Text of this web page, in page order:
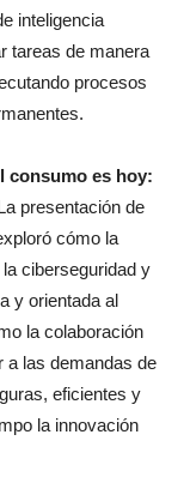
inteligencia
tareas de manera
procesos
consumo es hoy:
presentación de
cómo la
ciberseguridad y
y orientada al
la colaboración
a las demandas de
eficientes y
la innovación